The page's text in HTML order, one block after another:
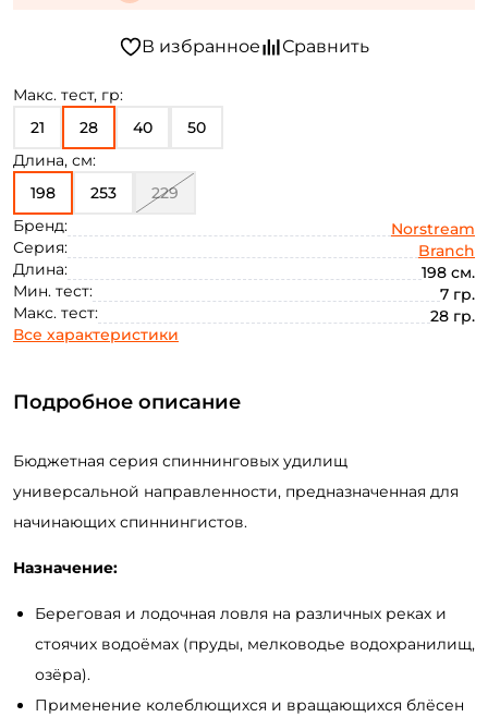
Макс. тест, гр:
21
28 40
50
Длина, см:
198
253
229
Бренд:
Norstream
Серия:
Branch
Длина:
198 см.
Мин. тест:
7 гр.
Макс. тест:
28 гр.
Все характеристики
Подробное описание
Бюджетная серия спиннинговых удилищ
универсальной направленности, предназначенная для
начинающих спиннингистов.
Назначение:
Береговая и лодочная ловля на различных реках и
стоячих водоёмах (пруды, мелководье водохранилищ,
озёра).
Применение колеблющихся и вращающихся блёсен